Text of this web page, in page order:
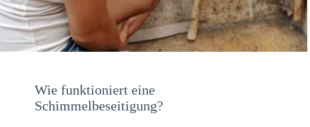
Wie funktioniert eine
Schimmelbeseitigung?